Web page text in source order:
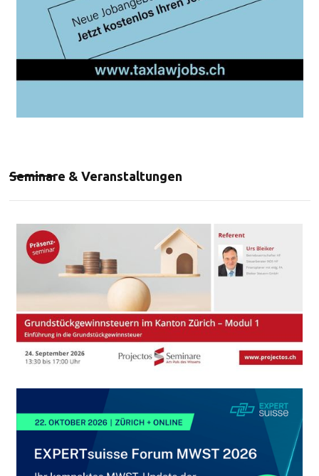
Seminare & Veranstaltungen